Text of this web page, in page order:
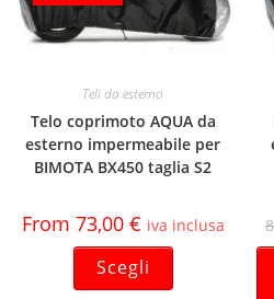
Teli da esterno
Telo coprimoto AQUA da
esterno impermeabile per
BIMOTA BX450 taglia S2
From 73,00 € iva inclusa
Scegli